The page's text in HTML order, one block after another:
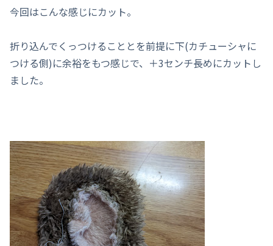
今回はこんな感じにカット。
折り込んでくっつけることとを前提に下(カチューシャに
つける側)に余裕をもつ感じで、＋3センチ長めにカットし
ました。